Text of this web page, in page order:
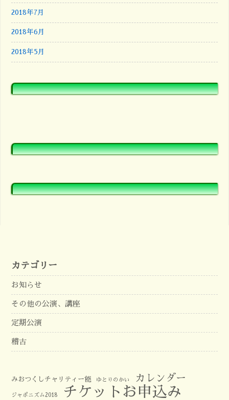
2018年7月
2018年6月
2018年5月
カテゴリー
お知らせ
その他の公演、講座
定期公演
稽古
みおつくしチャリティー能 ゆとりのかい カレンダー
ジャポニズム2018 チケットお申込み